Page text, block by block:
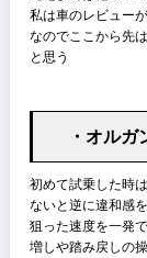
期待に沿うサウ
ただ、BOSEオ